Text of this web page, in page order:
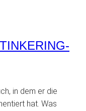
in dem er die
hat. Was